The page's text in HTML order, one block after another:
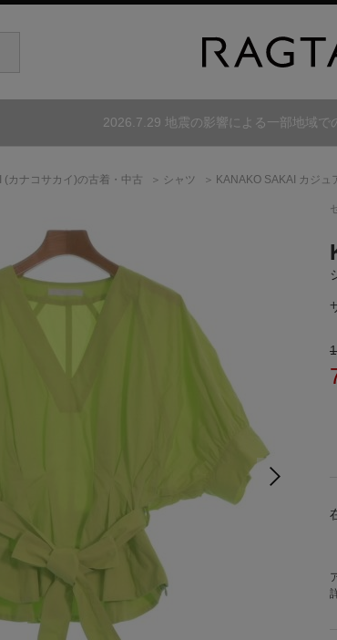
2026.7.29 地震の影響による一部地域で
(カナコサカイ)の古着・中古 シャツ KANAKO SAKAI カジュ